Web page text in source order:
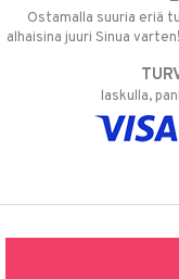
Ostamalla suuria eriä
alhaisina juuri Sinua
laskulla,